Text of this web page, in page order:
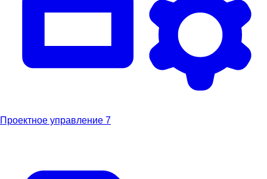
Проектное управление 7